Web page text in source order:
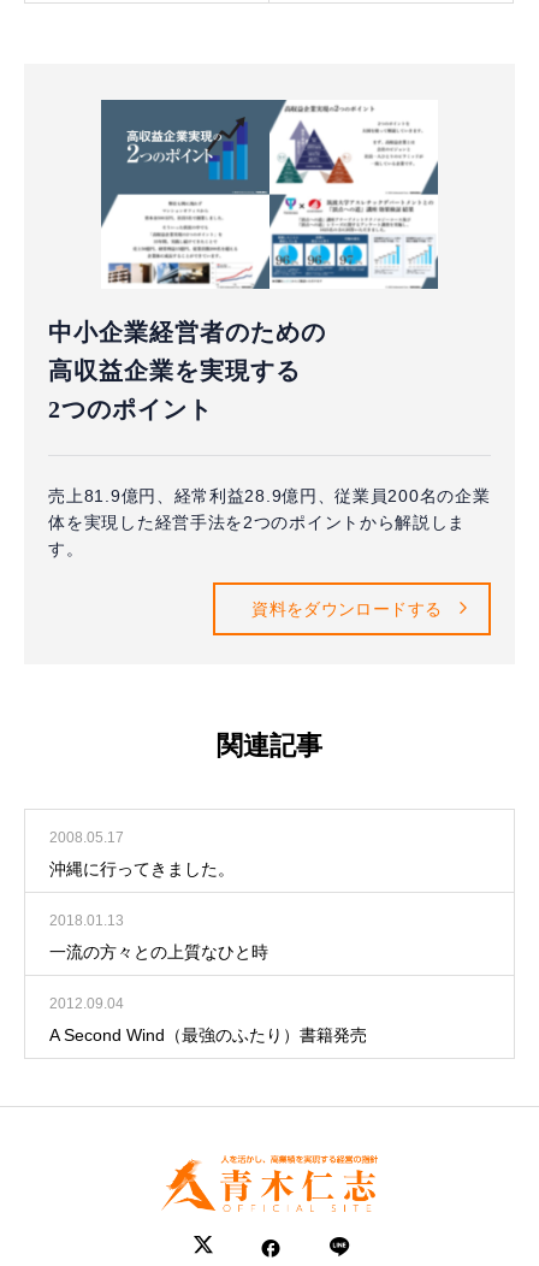
中小企業経営者のための
高収益企業を実現する
2つのポイント
売上81.9億円、経常利益28.9億円、従業員200名の企業
体を実現した経営手法を2つのポイントから解説しま
す。
資料をダウンロードする
関連記事
2008.05.17
沖縄に行ってきました。
2018.01.13
一流の方々との上質なひと時
2012.09.04
A Second Wind（最強のふたり）書籍発売